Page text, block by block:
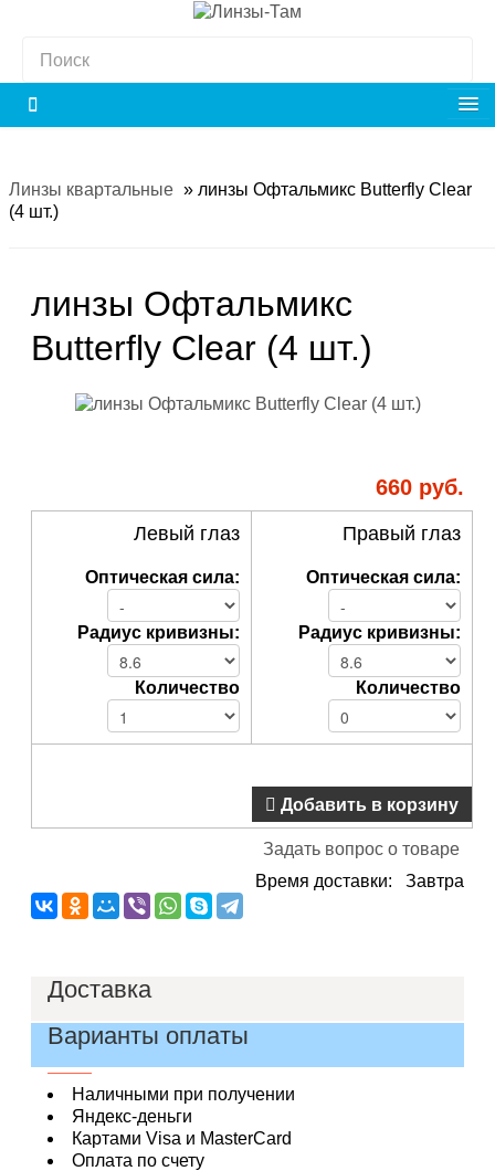
Линзы квартальные » линзы Офтальмикс Butterfly Clear
(4 шт.)
линзы Офтальмикс
Butterfly Clear (4 шт.)
660 руб.
Левый глаз
Оптическая сила:
Радиус кривизны:
Количество
Правый глаз
Оптическая сила:
Радиус кривизны:
Количество
Добавить в корзину
Задать вопрос о товаре
Время доставки: Завтра
Доставка
В пределах МКАД - 200 руб.
таблице
Варианты оплаты
Наличными при получении
Яндекс-деньги
Картами Visa и MasterCard
Оплата по счету